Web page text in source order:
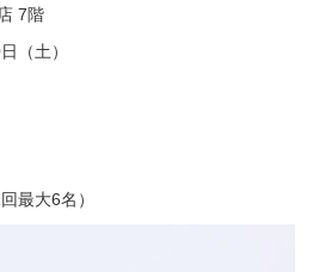
7階
（土）
最大6名）